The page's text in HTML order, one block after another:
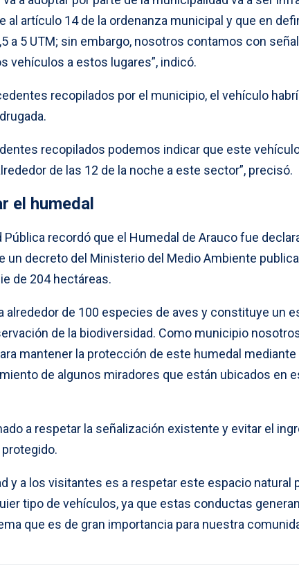
artículo 14 de la ordenanza municipal y que en
a 5 UTM; sin embargo, nosotros contamos con
vehículos a estos lugares”, indicó.
recopilados por el municipio, el vehículo
recopilados podemos indicar que este
de las 12 de la noche a este sector”, precisó.
el humedal
Pública recordó que el Humedal de Arauco fue
un decreto del Ministerio del Medio Ambiente
de 204 hectáreas.
alrededor de 100 especies de aves y constituye un
de la biodiversidad. Como municipio
mantener la protección de este humedal mediante
de algunos miradores que están ubicados en
a respetar la señalización existente y evitar el
y a los visitantes es a respetar este espacio natural
tipo de vehículos, ya que estas conductas
que es de gran importancia para nuestra